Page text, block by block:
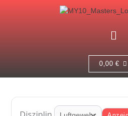
Menü
0,00 €